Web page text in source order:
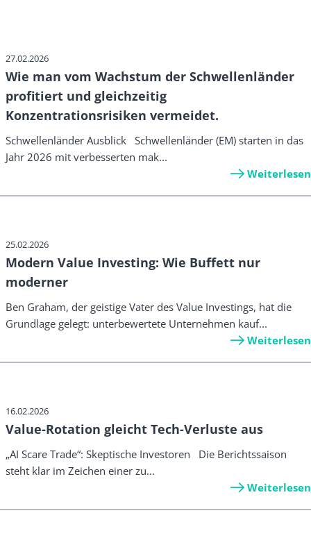
27.02.2026
Wie man vom Wachstum der Schwellenländer
profitiert und gleichzeitig
Konzentrationsrisiken vermeidet.
Schwellenländer Ausblick Schwellenländer (EM) starten in das
Jahr 2026 mit verbesserten mak...
Weiterlesen
25.02.2026
Modern Value Investing: Wie Buffett nur
moderner
Ben Graham, der geistige Vater des Value Investings, hat die
Grundlage gelegt: unterbewertete Unternehmen kauf...
Weiterlesen
16.02.2026
Value-Rotation gleicht Tech-Verluste aus
„AI Scare Trade“: Skeptische Investoren Die Berichtssaison
steht klar im Zeichen einer zu...
Weiterlesen